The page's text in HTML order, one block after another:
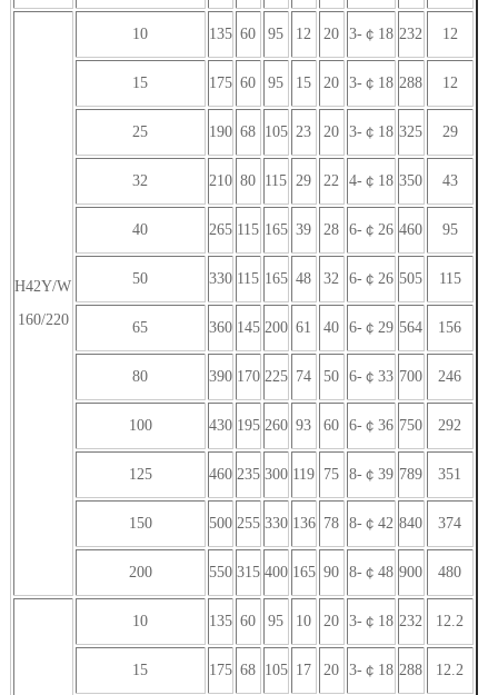
H42Y/W
160/220
10 135 60 95 12 20 3-￠18 232 12
15 175 60 95 15 20 3-￠18 288 12
25 190 68 105 23 20 3-￠18 325 29
32 210 80 115 29 22 4-￠18 350 43
40 265 115 165 39 28 6-￠26 460 95
50 330 115 165 48 32 6-￠26 505 115
65 360 145 200 61 40 6-￠29 564 156
80 390 170 225 74 50 6-￠33 700 246
100 430 195 260 93 60 6-￠36 750 292
125 460 235 300 119 75 8-￠39 789 351
150 500 255 330 136 78 8-￠42 840 374
200 550 315 400 165 90 8-￠48 900 480
10 135 60 95 10 20 3-￠18 232 12.2
15 175 68 105 17 20 3-￠18 288 12.2